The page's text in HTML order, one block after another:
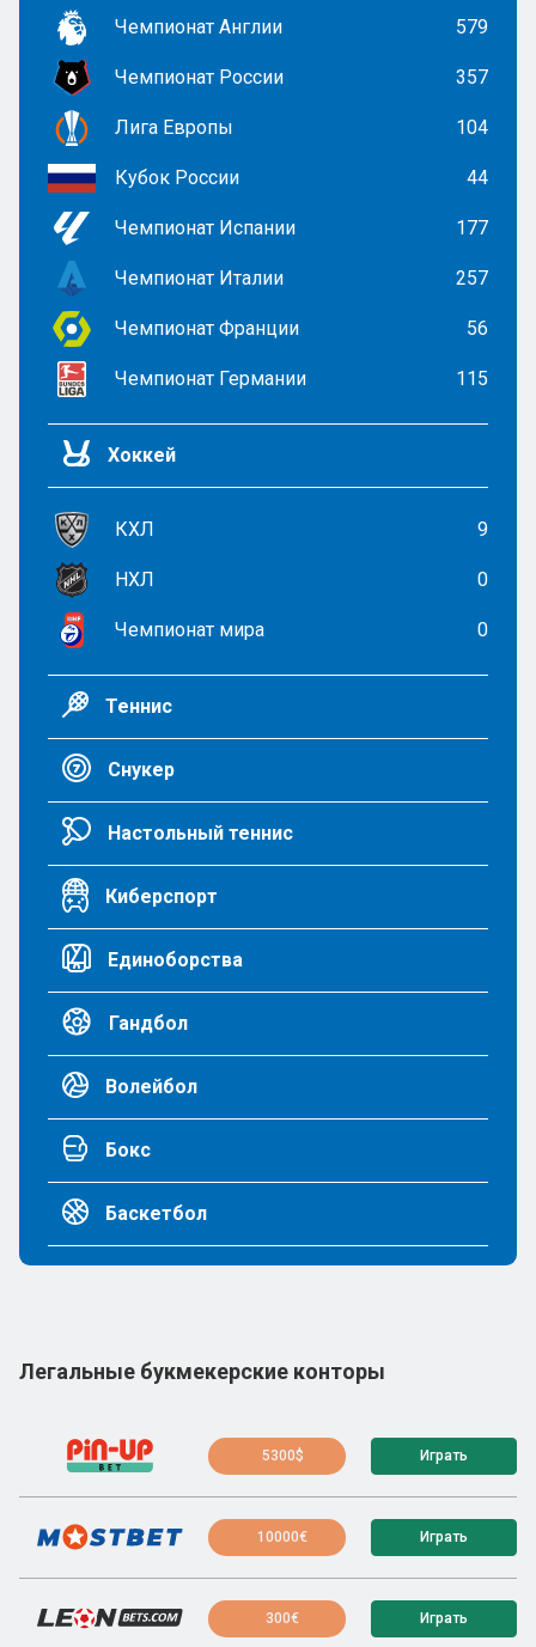
Чемпионат Англии 579
Чемпионат России 357
Лига Европы 104
Кубок России 44
Чемпионат Испании 177
Чемпионат Италии 257
Чемпионат Франции 56
Чемпионат Германии 115
Хоккей
КХЛ 9
НХЛ 0
Чемпионат мира 0
Теннис
Снукер
Настольный теннис
Киберспорт
Единоборства
Гандбол
Волейбол
Бокс
Баскетбол
Легальные букмекерские конторы
5300$ Играть
10000€ Играть
300€ Играть